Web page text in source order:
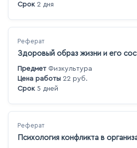
Срок2 дня
Реферат
Здоровый образ жизни и его
Предмет Физкультура
Цена работы 22 руб.
Срок5 дней
Реферат
Психология конфликта в